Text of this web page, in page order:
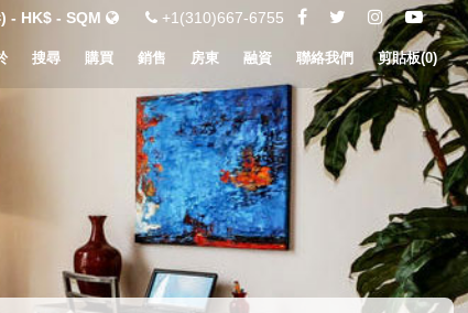
- HK$ - SQM +1(310)667-6755
搜尋 購買 銷售 房東 融資 聯絡我們 剪貼板(0)